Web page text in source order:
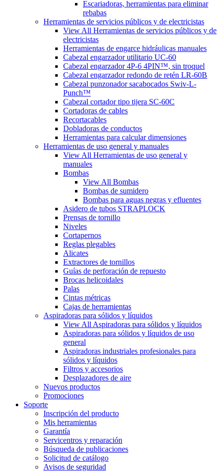
Escariadoras, herramientas para eliminar
rebabas
Herramientas de servicios públicos y de electricistas
View All Herramientas de servicios públicos y de
electricistas
Herramientas de engarce hidráulicas manuales
Cabezal engarzador utilitario UC-60
Cabezal engarzador 4P-6 4PIN™, sin troquel
Cabezal engarzador redondo de retén LR-60B
Cabezal punzonador sacabocados Swiv-L-
Punch™
Cabezal cortador tipo tijera SC-60C
Cortadoras de cables
Recortacables
Dobladoras de conductos
Herramientas para calcular dimensiones
Herramientas de uso general y manuales
View All Herramientas de uso general y
manuales
Bombas
View All Bombas
Bombas de sumidero
Bombas para aguas negras y efluentes
Asidero de tubos STRAPLOCK
Prensas de tornillo
Niveles
Cortapernos
Reglas plegables
Alicates
Extractores de tornillos
Guías de perforación de repuesto
Brocas helicoidales
Palas
Cintas métricas
Cajas de herramientas
Aspiradoras para sólidos y líquidos
View All Aspiradoras para sólidos y líquidos
Aspiradoras para sólidos y líquidos de uso
general
Aspiradoras industriales profesionales para
sólidos y líquidos
Filtros y accesorios
Desplazadores de aire
Nuevos productos
Promociones
Soporte
Inscripción del producto
Mis herramientas
Garantía
Servicentros y reparación
Búsqueda de publicaciones
Solicitud de catálogo
Avisos de seguridad